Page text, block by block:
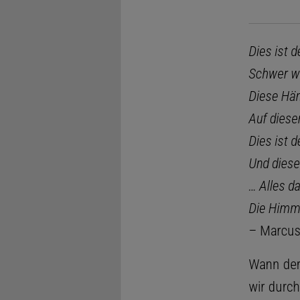
Dies ist
Schwer
Diese
Auf
Dies ist
Und
… Alles
Die
–
Wann
wir